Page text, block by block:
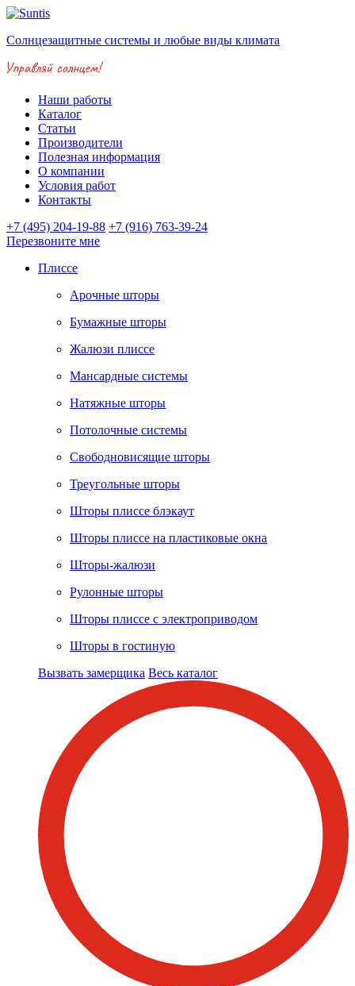
Солнцезащитные системы и любые виды климата
Наши работы
Каталог
Статьи
Производители
Полезная информация
О компании
Условия работ
Контакты
+7 (495) 204-19-88 +7 (916) 763-39-24
Перезвоните мне
Плиссе
Арочные шторы
Бумажные шторы
Жалюзи плиссе
Мансардные системы
Натяжные шторы
Потолочные системы
Свободновисящие шторы
Треугольные шторы
Шторы плиссе блэкаут
Шторы плиссе на пластиковые окна
Шторы-жалюзи
Рулонные шторы
Шторы плиссе с электроприводом
Шторы в гостиную
Вызвать замерщика Весь каталог